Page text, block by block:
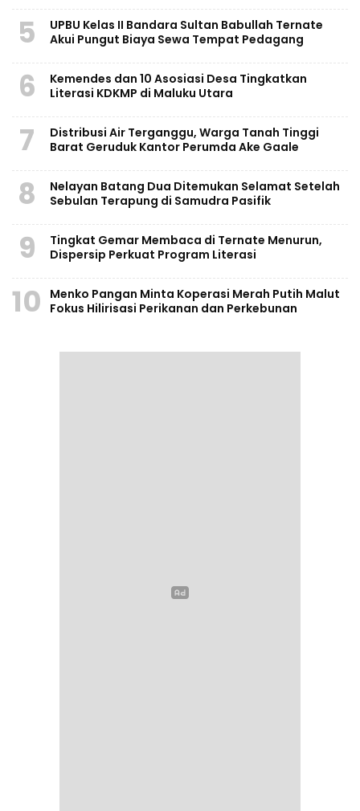
5
UPBU Kelas II Bandara Sultan Babullah Ternate
Akui Pungut Biaya Sewa Tempat Pedagang
6
Kemendes dan 10 Asosiasi Desa Tingkatkan
Literasi KDKMP di Maluku Utara
7
Distribusi Air Terganggu, Warga Tanah Tinggi
Barat Geruduk Kantor Perumda Ake Gaale
8
Nelayan Batang Dua Ditemukan Selamat Setelah
Sebulan Terapung di Samudra Pasifik
9
Tingkat Gemar Membaca di Ternate Menurun,
Dispersip Perkuat Program Literasi
10
Menko Pangan Minta Koperasi Merah Putih Malut
Fokus Hilirisasi Perikanan dan Perkebunan